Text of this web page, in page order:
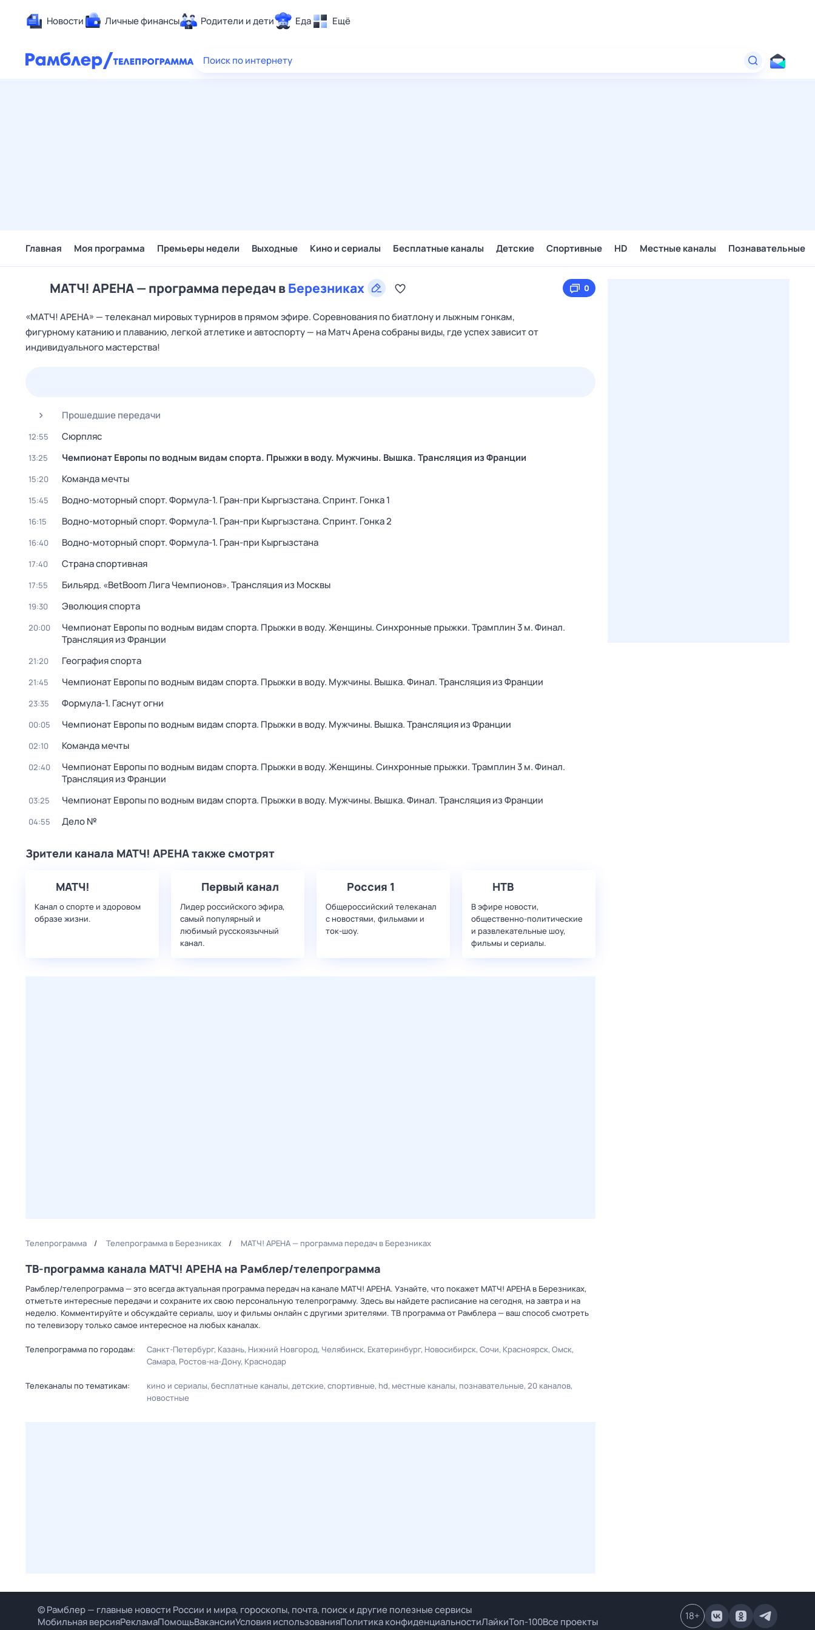
Новости Личные финансы Родители и дети Еда Ещё
Здоровье
Поиск по интернету
Главная Моя программа Премьеры недели Выходные Кино и сериалы Бесплатные каналы Детские Спортивные HD Местные каналы Познавательные
МАТЧ! АРЕНА — программа передач вБерезниках 0
«МАТЧ! АРЕНА» — телеканал мировых турниров в прямом эфире. Соревнования по биатлону и лыжным гонкам,
фигурному катанию и плаванию, легкой атлетике и автоспорту — на Матч Арена собраны виды, где успех зависит от
индивидуального мастерства!
Прошедшие передачи
12:55 Сюрпляс
13:25 Чемпионат Европы по водным видам спорта. Прыжки в воду. Мужчины. Вышка. Трансляция из Франции
15:20 Команда мечты
15:45 Водно-моторный спорт. Формула-1. Гран-при Кыргызстана. Спринт. Гонка 1
16:15 Водно-моторный спорт. Формула-1. Гран-при Кыргызстана. Спринт. Гонка 2
16:40 Водно-моторный спорт. Формула-1. Гран-при Кыргызстана
17:40 Страна спортивная
17:55 Бильярд. «BetBoom Лига Чемпионов». Трансляция из Москвы
19:30 Эволюция спорта
20:00
Чемпионат Европы по водным видам спорта. Прыжки в воду. Женщины. Синхронные прыжки. Трамплин 3 м. Финал.
Трансляция из Франции
21:20 География спорта
21:45 Чемпионат Европы по водным видам спорта. Прыжки в воду. Мужчины. Вышка. Финал. Трансляция из Франции
23:35 Формула-1. Гаснут огни
00:05 Чемпионат Европы по водным видам спорта. Прыжки в воду. Мужчины. Вышка. Трансляция из Франции
02:10 Команда мечты
02:40
Чемпионат Европы по водным видам спорта. Прыжки в воду. Женщины. Синхронные прыжки. Трамплин 3 м. Финал.
Трансляция из Франции
03:25 Чемпионат Европы по водным видам спорта. Прыжки в воду. Мужчины. Вышка. Финал. Трансляция из Франции
04:55 Дело №
Зрители канала МАТЧ! АРЕНА также смотрят
МАТЧ!
Канал о спорте и здоровом
образе жизни.
Первый канал
Лидер российского эфира,
самый популярный и
любимый русскоязычный
канал.
Россия 1
Общероссийский телеканал
с новостями, фильмами и
ток-шоу.
НТВ
В эфире новости,
общественно-политические
и развлекательные шоу,
фильмы и сериалы.
Телепрограмма Телепрограмма в Березниках МАТЧ! АРЕНА — программа передач в Березниках
ТВ-программа канала МАТЧ! АРЕНА на Рамблер/телепрограмма
Рамблер/телепрограмма — это всегда актуальная программа передач на канале МАТЧ! АРЕНА. Узнайте, что покажет МАТЧ! АРЕНА в Березниках,
отметьте интересные передачи и сохраните их свою персональную телепрограмму. Здесь вы найдете расписание на сегодня, на завтра и на
неделю. Комментируйте и обсуждайте сериалы, шоу и фильмы онлайн с другими зрителями. ТВ программа от Рамблера — ваш способ смотреть
по телевизору только самое интересное на любых каналах.
Телепрограмма по городам: Санкт-Петербург Казань Нижний Новгород Челябинск Екатеринбург Новосибирск Сочи Красноярск Омск
Самара Ростов-на-Дону Краснодар
Телеканалы по тематикам: кино и сериалы бесплатные каналы детские спортивные hd местные каналы познавательные 20 каналов
новостные
© Рамблер — главные новости России и мира, гороскопы, почта, поиск и другие полезные сервисы
Мобильная версияРекламаПомощьВакансииУсловия использованияПолитика конфиденциальностиЛайкиТоп-100Все проекты 18+